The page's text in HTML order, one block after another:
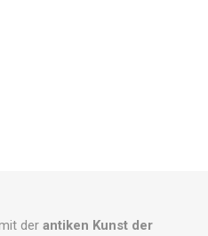
der antiken Kunst der